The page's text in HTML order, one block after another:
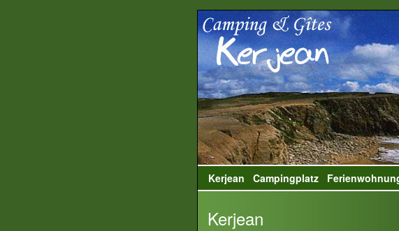
Kerjean Campingplatz
Kerjean